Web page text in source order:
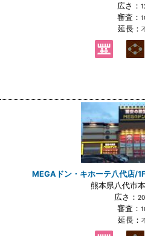
広さ：
審査：
延長：
MEGAドン・キホーテ八代店/
熊本県八代市
広さ：
審査：
延長：